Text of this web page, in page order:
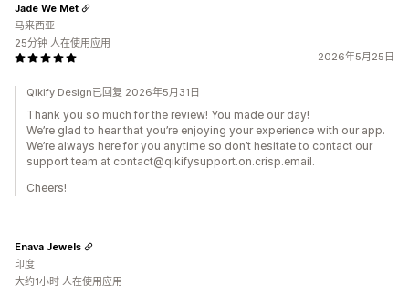
2026年5月25日
Jade We Met
马来西亚
25分钟 人在使用应用
Qikify Design已回复 2026年5月31日
Thank you so much for the review! You made our day!
We’re glad to hear that you’re enjoying your experience with our app.
We’re always here for you anytime so don’t hesitate to contact our
support team at contact@qikifysupport.on.crisp.email.
Cheers!
Enava Jewels
印度
大约1小时 人在使用应用